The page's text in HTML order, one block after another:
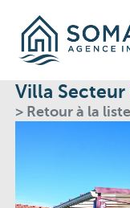
Villa Secteur
> Retour à la liste